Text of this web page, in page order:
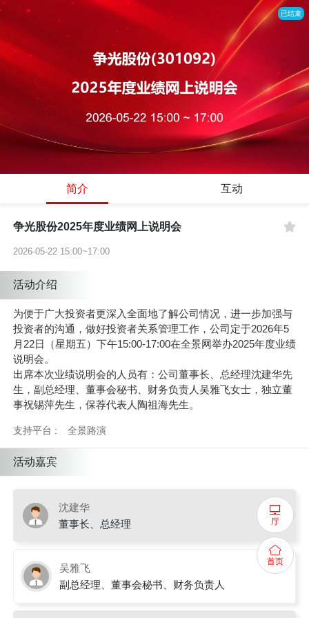
已结束
简介 互动
争光股份2025年度业绩网上说明会
2026-05-22 15:00~17:00
活动介绍
为便于广大投资者更深入全面地了解公司情况，进一步加强与
投资者的沟通，做好投资者关系管理工作，公司定于2026年5
月 22日（星期五）下午15:00-17:00在全景网举办2025年度业绩
说明会。
出席本次业绩说明会的人员有：公司董事长、总经理沈建华先
生，副总经理、董事会秘书、财务负责人吴雅飞女士，独立董
事祝锡萍先生，保荐代表人陶祖海先生。
支持平台 : 全景路演
活动嘉宾
沈建华
董事长、总经理
吴雅飞
副总经理、董事会秘书、财务负责人
厅
首页